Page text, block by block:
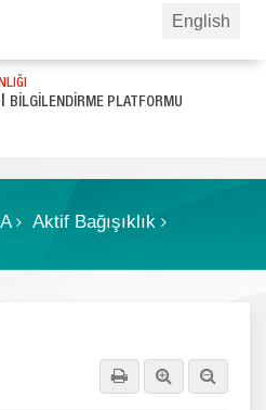
English
BİLGİLENDİRME PLATFORMU
A Aktif Bağışıklık